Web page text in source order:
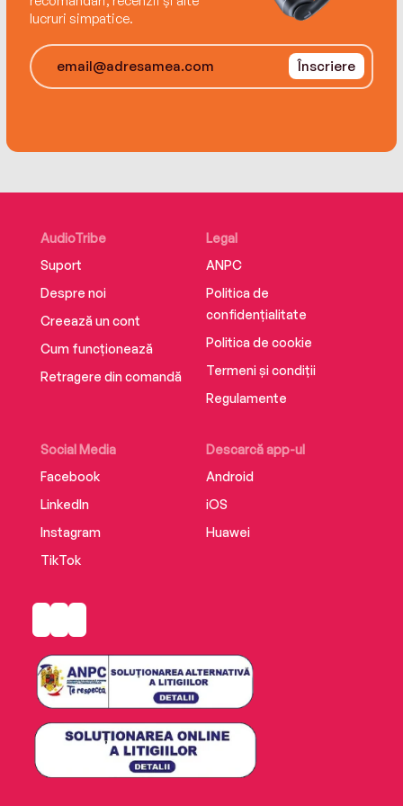
lucruri simpatice.
Înscriere
AudioTribe
Suport
Despre noi
Creează un cont
Cum funcționează
Retragere din comandă
Social Media
Facebook
LinkedIn
Instagram
TikTok
Descarcă app-ul
Android
iOS
Huawei
Legal
ANPC
Politica de
confidențialitate
Politica de cookie
Termeni și condiții
Regulamente